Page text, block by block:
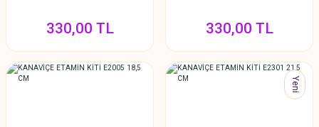
330,00 TL 330,00 TL
Yeni